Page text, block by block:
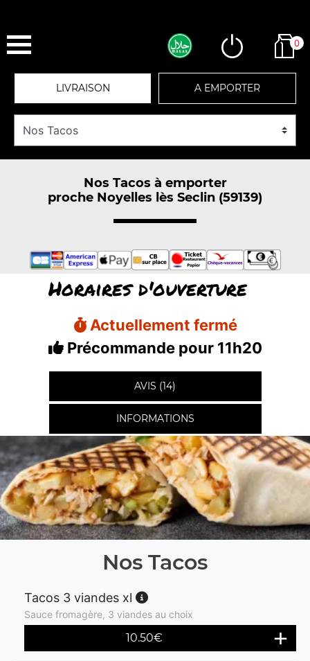
0
LIVRAISON A EMPORTER
Nos Tacos à emporter
proche Noyelles lès Seclin (59139)
Horaires d'ouverture
Actuellement fermé
Précommande pour 11h20
AVIS (14)
INFORMATIONS
Nos Tacos
Tacos 3 viandes xl
Sauce fromagère, 3 viandes au choix
10.50€